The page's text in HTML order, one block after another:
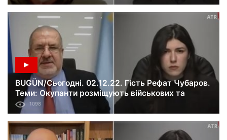
BUGÜN/Сьогодні. 02.12.22. Гість Рефат Чубаров.
Теми: Окупанти розміщують військових та
озброєння у північному Криму; чи можливі
переговори по Криму.
1098